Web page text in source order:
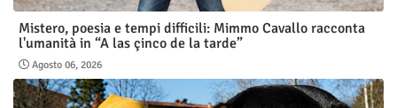
Mistero, poesia e tempi difficili: Mimmo Cavallo racconta
l'umanità in “A las çinco de la tarde”
Agosto 06, 2026